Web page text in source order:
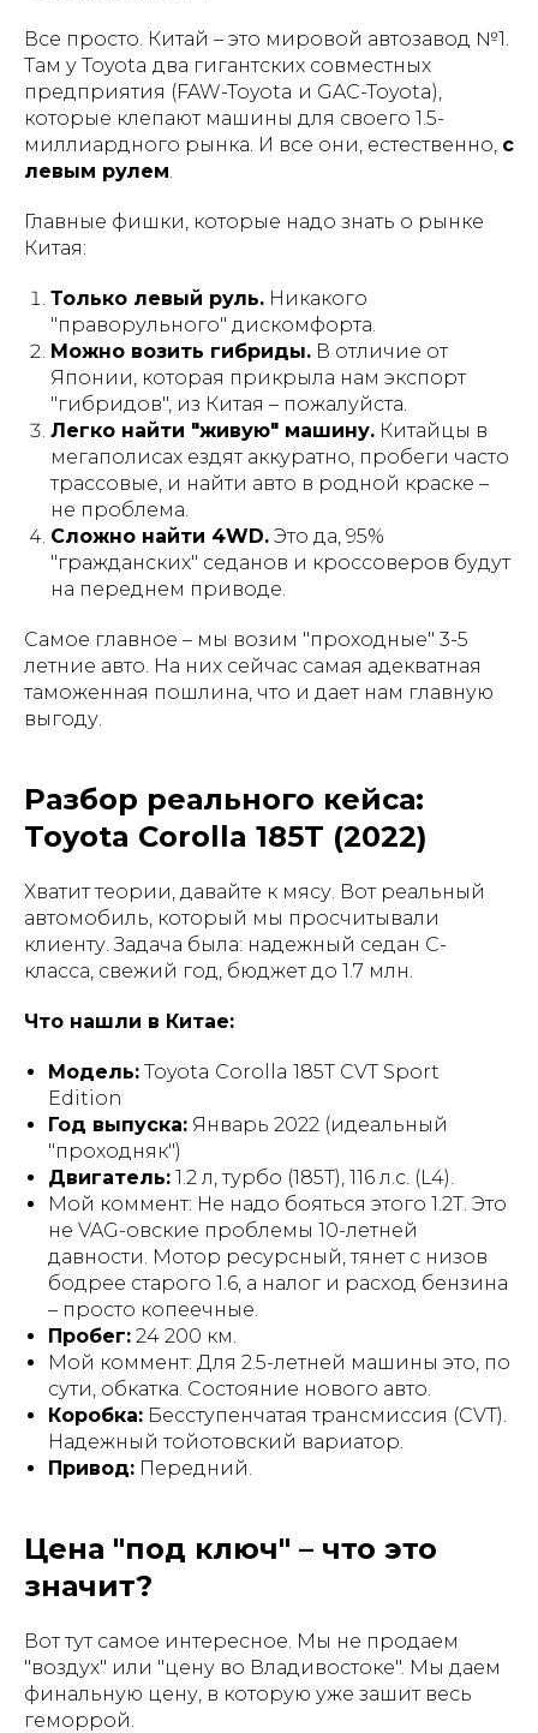
Все просто. Китай – это мировой автозавод №1.
Там у Toyota два гигантских совместных
предприятия (FAW-Toyota и GAC-Toyota),
которые клепают машины для своего 1.5-
миллиардного рынка. И все они, естественно, с
левым рулем.
Главные фишки, которые надо знать о рынке
Китая:
Только левый руль. Никакого
"праворульного" дискомфорта.
Можно возить гибриды. В отличие от
Японии, которая прикрыла нам экспорт
"гибридов", из Китая – пожалуйста.
Легко найти "живую" машину. Китайцы в
мегаполисах ездят аккуратно, пробеги часто
трассовые, и найти авто в родной краске –
не проблема.
Сложно найти 4WD. Это да, 95%
"гражданских" седанов и кроссоверов будут
на переднем приводе.
Самое главное – мы возим "проходные" 3-5
летние авто. На них сейчас самая адекватная
таможенная пошлина, что и дает нам главную
выгоду.
Разбор реального кейса:
Toyota Corolla 185T (2022)
Хватит теории, давайте к мясу. Вот реальный
автомобиль, который мы просчитывали
клиенту. Задача была: надежный седан C-
класса, свежий год, бюджет до 1.7 млн.
Что нашли в Китае:
Модель: Toyota Corolla 185T CVT Sport
Edition
Год выпуска: Январь 2022 (идеальный
"проходняк")
Двигатель: 1.2 л, турбо (185T), 116 л.с. (L4).
Мой коммент: Не надо бояться этого 1.2Т. Это
не VAG-овские проблемы 10-летней
давности. Мотор ресурсный, тянет с низов
бодрее старого 1.6, а налог и расход бензина
– просто копеечные.
Пробег: 24 200 км.
Мой коммент: Для 2.5-летней машины это, по
сути, обкатка. Состояние нового авто.
Коробка: Бесступенчатая трансмиссия (CVT).
Надежный тойотовский вариатор.
Привод: Передний.
Цена "под ключ" – что это
значит?
Вот тут самое интересное. Мы не продаем
"воздух" или "цену во Владивостоке". Мы даем
финальную цену, в которую уже зашит весь
геморрой.